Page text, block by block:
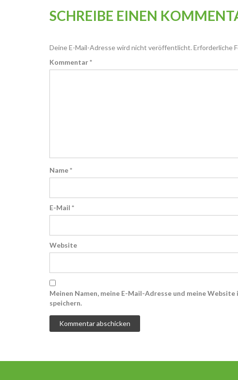
SCHREIBE EINEN
Deine E-Mail-Adresse wird nicht veröffentlicht. Erforderliche
Kommentar*
Name*
E-Mail *
Website
Meinen Namen, meine E-Mail-Adresse und meine
speichern.